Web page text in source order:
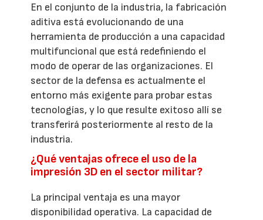
En el conjunto de la industria, la fabricación
aditiva está evolucionando de una
herramienta de producción a una capacidad
multifuncional que está redefiniendo el
modo de operar de las organizaciones. El
sector de la defensa es actualmente el
entorno más exigente para probar estas
tecnologías, y lo que resulte exitoso allí se
transferirá posteriormente al resto de la
industria.
¿Qué ventajas ofrece el uso de la
impresión 3D en el sector militar?
La principal ventaja es una mayor
disponibilidad operativa. La capacidad de